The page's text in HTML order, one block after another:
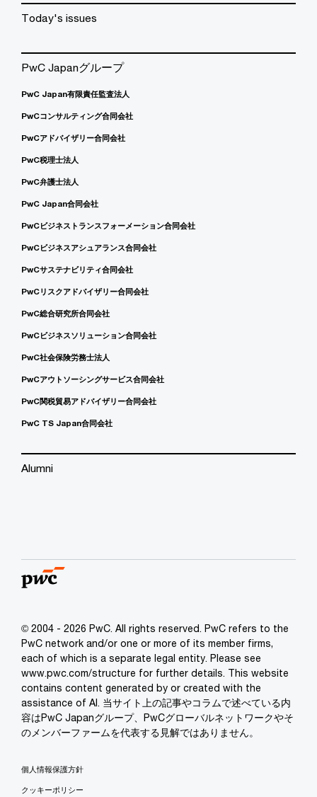
Today's issues
PwC Japanグループ
PwC Japan有限責任監査法人
PwCコンサルティング合同会社
PwCアドバイザリー合同会社
PwC税理士法人
PwC弁護士法人
PwC Japan合同会社
PwCビジネストランスフォーメーション合同会社
PwCビジネスアシュアランス合同会社
PwCサステナビリティ合同会社
PwCリスクアドバイザリー合同会社
PwC総合研究所合同会社
PwCビジネスソリューション合同会社
PwC社会保険労務士法人
PwCアウトソーシングサービス合同会社
PwC関税貿易アドバイザリー合同会社
PwC TS Japan合同会社
Alumni
© 2004 - 2026 PwC. All rights reserved. PwC refers to the
PwC network and/or one or more of its member firms,
each of which is a separate legal entity. Please see
www.pwc.com/structure for further details. This website
contains content generated by or created with the
assistance of AI. 当サイト上の記事やコラムで述べている内
容はPwC Japanグループ、PwCグローバルネットワークやそ
のメンバーファームを代表する見解ではありません。
個人情報保護方針
クッキーポリシー